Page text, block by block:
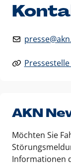
AKN
Möchten Sie
Informationen